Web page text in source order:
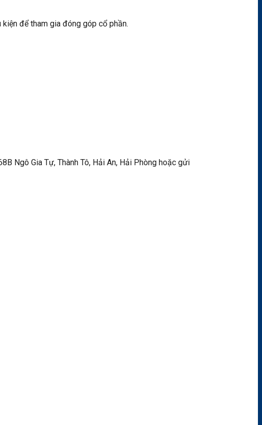
để tham gia đóng góp cổ phần.
Ngô Gia Tự, Thành Tô, Hải An, Hải Phòng hoặc gửi